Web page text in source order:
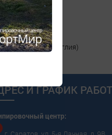
клей, мелок (Англия)
И ГРАФИК
центр: